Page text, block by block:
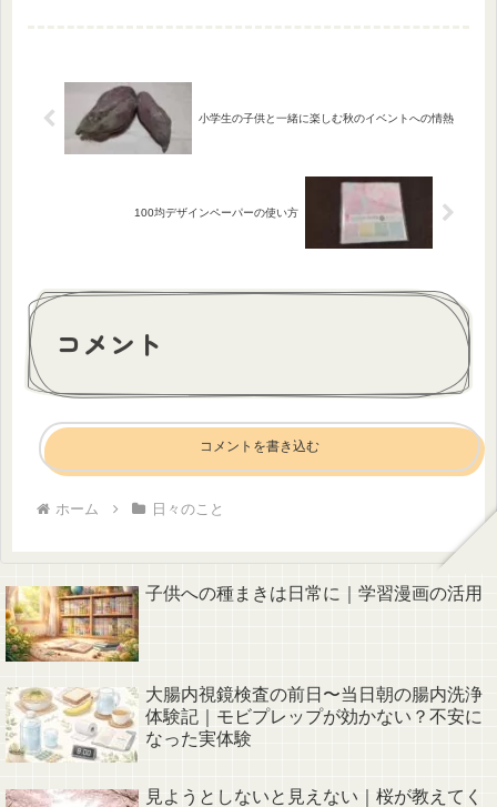
小学生の子供と一緒に楽しむ秋のイベントへの情熱
100均デザインペーパーの使い方
コメント
コメントを書き込む
ホーム 日々のこと
子供への種まきは日常に｜学習漫画の活用
大腸内視鏡検査の前日〜当日朝の腸内洗浄
体験記｜モビプレップが効かない？不安に
なった実体験
見ようとしないと見えない｜桜が教えてく